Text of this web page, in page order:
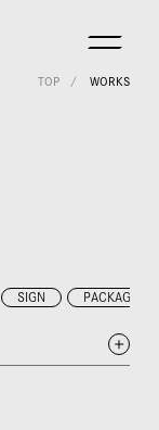
TOP WORKS
SIGN PACKAGE